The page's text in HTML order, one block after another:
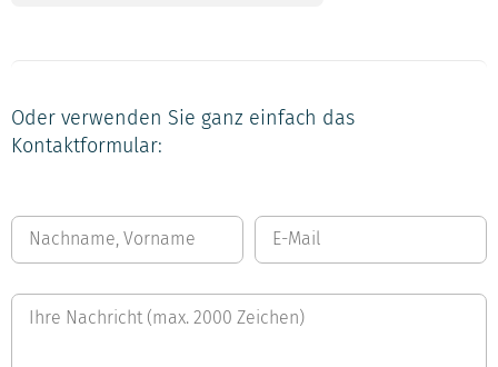
Oder verwenden Sie ganz einfach das
Kontaktformular: